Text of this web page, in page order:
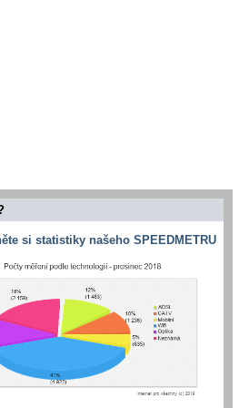
si statistiky našeho SPEEDMETRU